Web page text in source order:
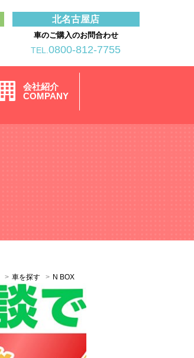
北名古屋店
車のご購入のお問合わせ
TEL.0800-812-7755
会社紹介
COMPANY
車を探す N BOX